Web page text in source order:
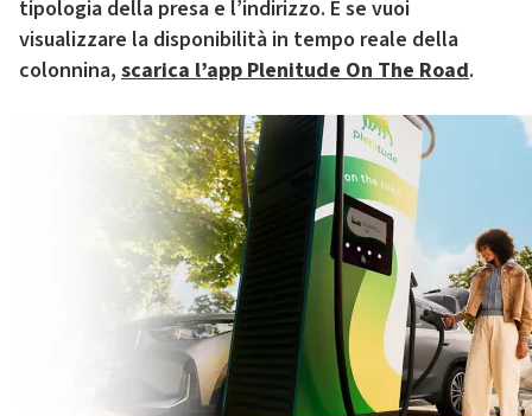
tipologia della presa e l’indirizzo. E se vuoi
visualizzare la disponibilità in tempo reale della
colonnina, scarica l’app Plenitude On The Road.